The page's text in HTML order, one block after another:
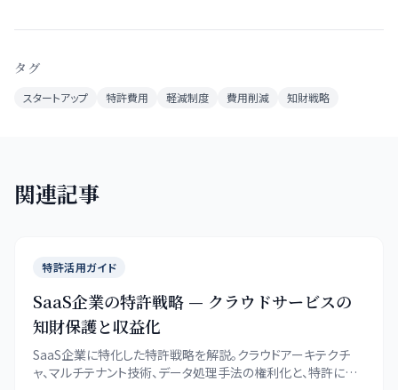
タグ
スタートアップ 特許費用 軽減制度 費用削減 知財戦略
関連記事
特許活用ガイド
SaaS企業の特許戦略 — クラウドサービスの
知財保護と収益化
SaaS企業に特化した特許戦略を解説。クラウドアーキテクチ
ャ、マルチテナント技術、データ処理手法の権利化と、特許によ